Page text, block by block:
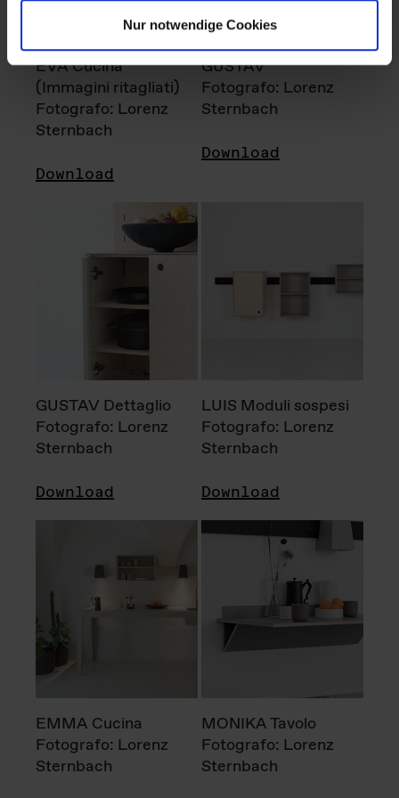
Nur notwendige Cookies
EVA Cucina
(Immagini ritagliati)
Fotografo: Lorenz
Sternbach
Download
GUSTAV
Fotografo: Lorenz
Sternbach
Download
GUSTAV Dettaglio
Fotografo: Lorenz
Sternbach
Download
LUIS Moduli sospesi
Fotografo: Lorenz
Sternbach
Download
EMMA Cucina
Fotografo: Lorenz
Sternbach
MONIKA Tavolo
Fotografo: Lorenz
Sternbach